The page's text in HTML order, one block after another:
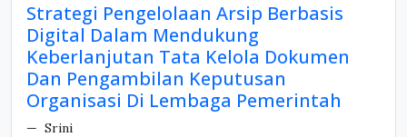
Strategi Pengelolaan Arsip Berbasis
Digital Dalam Mendukung
Keberlanjutan Tata Kelola Dokumen
Dan Pengambilan Keputusan
Organisasi Di Lembaga Pemerintah
Srini